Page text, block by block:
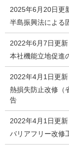
2025年6月20日更
半島振興法による
2022年6月7日更新
本社機能立地促進
2022年4月1日更新
熱損失防止改修（
告
2022年4月1日更新
バリアフリー改修